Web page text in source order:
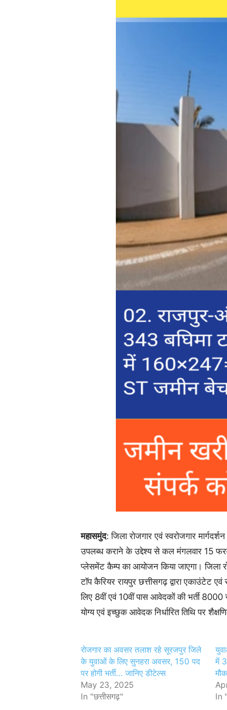
महासमुंद: जिला रोजगार एवं स्वरोजगार
उपलब्ध कराने के उद्देश्य से कल मंगलवार 15
प्लेसमेंट कैम्प का आयोजन किया जाएगा। जिला
टॉप कैरियर रायपुर छत्तीसगढ़ द्वारा
लिए 8वीं एवं 10वीं पास आवेदकों की भर्ती
योग्य एवं इच्छुक आवेदक निर्धारित तिथि पर
रोजगार का अवसर तलाश रहे सूरजपुर जिले
के युवाओं के लिए सुनहरा अवसर, 150 पद
पर होगी भर्ती... जानिए डीटेल्स
May 23, 2025
In "छत्तीसगढ़"
में
In